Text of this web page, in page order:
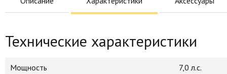
Технические характеристики
Мощность
7,0 л.с.